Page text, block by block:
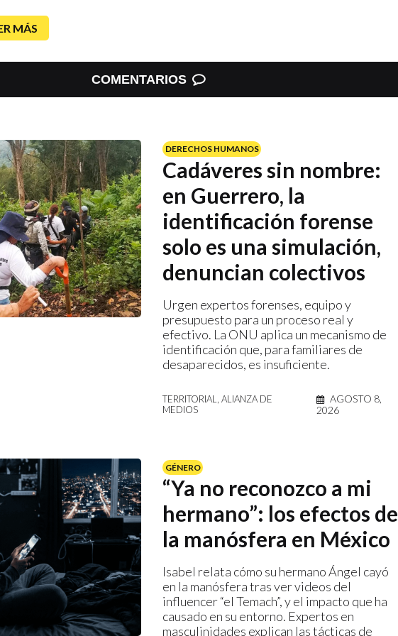
MÁS
COMENTARIOS
DERECHOS HUMANOS
Cadáveres sin nombre:
en Guerrero, la
identificación forense
solo es una simulación,
denuncian colectivos
Urgen expertos forenses, equipo y
presupuesto para un proceso real y
efectivo. La ONU aplica un mecanismo de
identificación que, para familiares de
desaparecidos, es insuficiente.
TERRITORIAL, ALIANZA DE
MEDIOS
AGOSTO 8,
2026
GÉNERO
“Ya no reconozco a mi
hermano”: los efectos de
la manósfera en México
Isabel relata cómo su hermano Ángel cayó
en la manósfera tras ver videos del
influencer “el Temach”, y el impacto que ha
causado en su entorno. Expertos en
masculinidades explican las tácticas de